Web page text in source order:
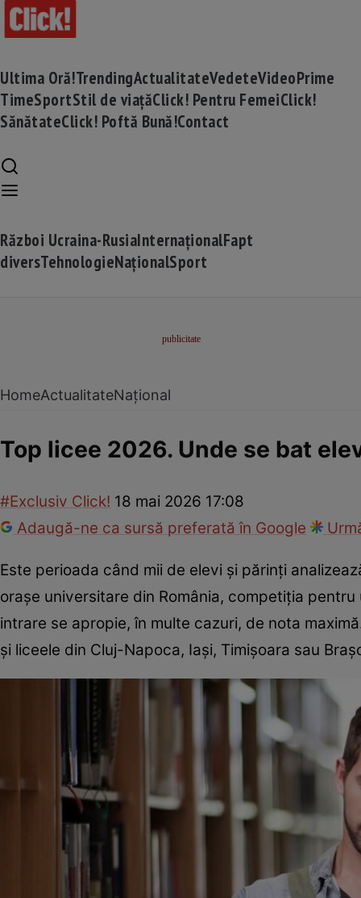
Ultima Oră!TrendingActualitateVedeteVideoPrime
TimeSportStil de viațăClick! Pentru FemeiClick!
SănătateClick! Poftă Bună!Contact
Război Ucraina-RusiaInternaționalFapt
diversTehnologieNaționalSport
HomeActualitateNațional
Top licee 2026. Unde se bat
#Exclusiv Click! 18 mai 2026 17:08
Adaugă-ne ca sursă preferată în Google
Este perioada când mii de elevi și părinți
orașe universitare din România, competiția
intrare se apropie, în multe cazuri, de nota
și liceele din Cluj-Napoca, Iași, Timișoara sau